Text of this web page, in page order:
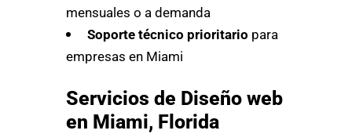
mensuales o a demanda
Soporte técnico prioritario para
empresas en Miami
Servicios de Diseño web
en Miami, Florida